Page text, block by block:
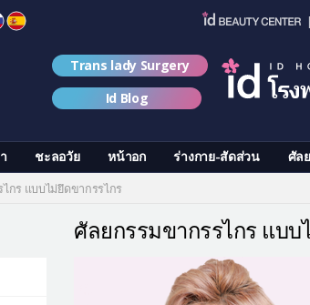
ชะลอวัย หน้าอก ร่างกาย-สัดส่วน ศัล
Trans lady Surgery
Id Blog
กร แบบไม่ยึดขากรรไกร
ศัลยกรรมขากรรไกร แบบ